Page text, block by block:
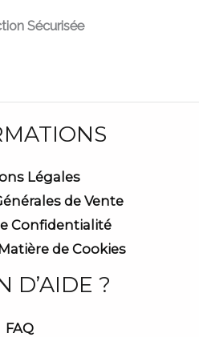
Sécurisée
Légales
de Vente
Confidentialité
de Cookies
D’AIDE ?
FAQ